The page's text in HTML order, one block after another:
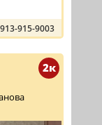
915-9003
2к